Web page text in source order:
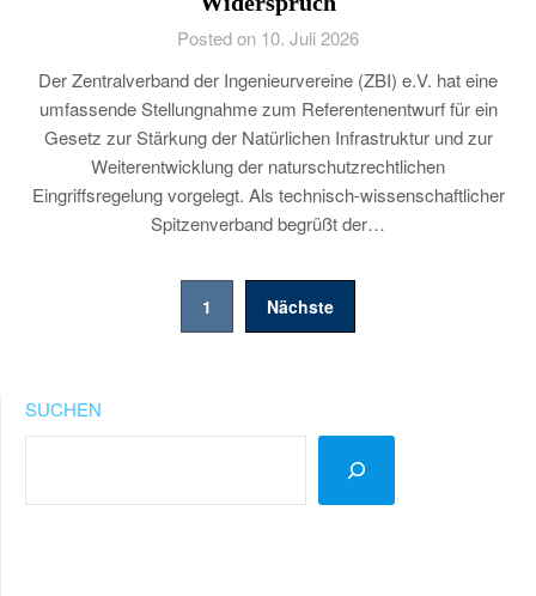
Posted on 10. Juli 2026
Der Zentralverband der Ingenieurvereine (ZBI) e.V. hat eine
umfassende Stellungnahme zum Referentenentwurf für ein
Gesetz zur Stärkung der Natürlichen Infrastruktur und zur
Weiterentwicklung der naturschutzrechtlichen
Eingriffsregelung vorgelegt. Als technisch-wissenschaftlicher
Spitzenverband begrüßt der…
Seitennummerierung
1 Nächste
SUCHEN